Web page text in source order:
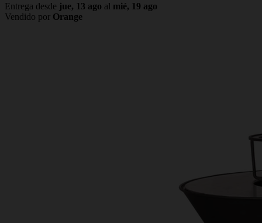
Entrega desde jue, 13 ago al mié, 19 ago
Vendido por Orange